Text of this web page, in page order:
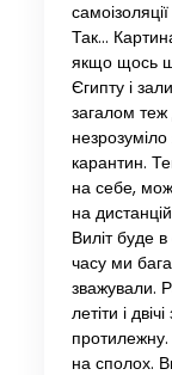
Так…
якщо щось
Єгипту і
загалом
карантин.
на себе,
на
Виліт буде
часу ми
зважували.
летіти і
на сполох.